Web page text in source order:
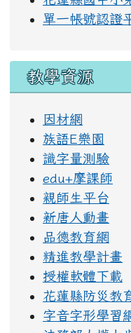
單一帳號認證
教學資源
因材網
族語E樂園
識字量測驗
edu+摩課師
親師生平台
新唐人動畫
品德教育網
精進教學計畫
授權軟體下載
花蓮縣防災教
字音字形學習